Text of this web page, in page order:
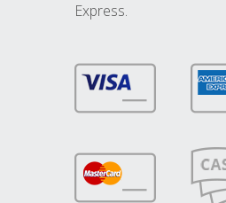
Express.